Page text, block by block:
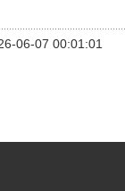
06-07 00:01:01